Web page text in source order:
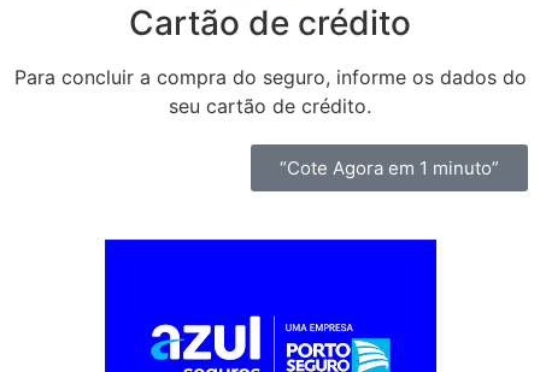
Cartão de crédito
Para concluir a compra do seguro, informe os dados do
seu cartão de crédito.
“Cote Agora em 1 minuto”